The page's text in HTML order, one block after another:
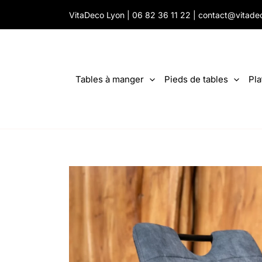
VitaDeco Lyon | 06 82 36 11 22
Tables à manger Pieds de tables